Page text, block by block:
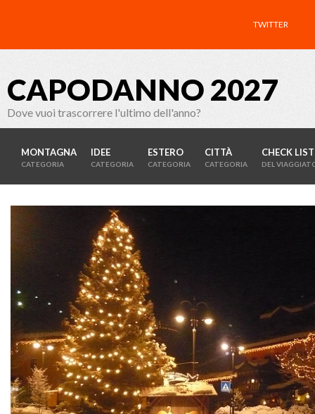
TWITTER
CAPODANNO 2027
Dove vuoi trascorrere l'ultimo dell'anno?
MONTAGNA
CATEGORIA
IDEE
CATEGORIA
ESTERO
CATEGORIA
CITTÀ
CATEGORIA
CHECK LIST
DEL